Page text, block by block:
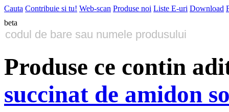
Cauta Contribuie si tu! Web-scan Produse noi Liste E-uri Download
beta
Produse ce contin
succinat de amidon